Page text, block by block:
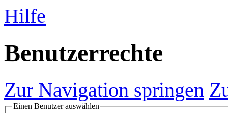
Hilfe
Benutzerrechte
Zur Navigation springen
Einen Benutzer auswählen